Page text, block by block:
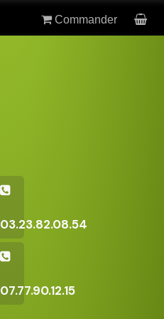
Commander
03.23.82.08.54
07.77.90.12.15